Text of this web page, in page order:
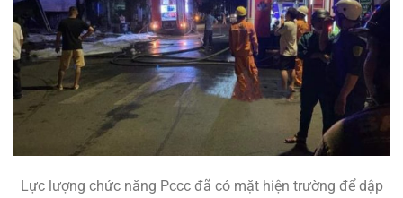
Lực lượng chức năng Pccc đã có mặt hiện trường để dập